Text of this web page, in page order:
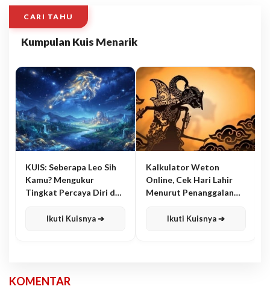
CARI TAHU
Kumpulan Kuis Menarik
KUIS: Seberapa Leo Sih
Kamu? Mengukur
Tingkat Percaya Diri dan
Ikuti Kuisnya ➔
Kalkulator Weton
Online, Cek Hari Lahir
Menurut Penanggalan
Ikuti Kuisnya ➔
KOMENTAR